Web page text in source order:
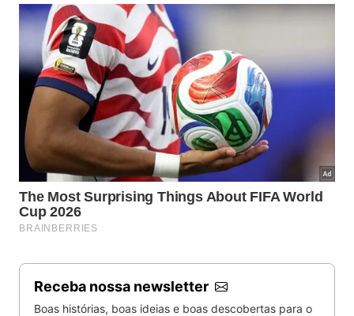
Receba nossa newsletter
Boas histórias, boas ideias e boas descobertas para o